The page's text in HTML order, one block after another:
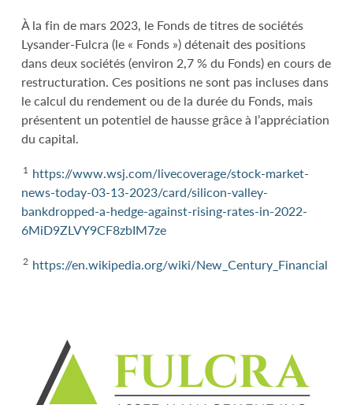
À la fin de mars 2023, le Fonds de titres de sociétés
Lysander-Fulcra (le « Fonds ») détenait des positions
dans deux sociétés (environ 2,7 % du Fonds) en cours de
restructuration. Ces positions ne sont pas incluses dans
le calcul du rendement ou de la durée du Fonds, mais
présentent un potentiel de hausse grâce à l’appréciation
du capital.
1 https://www.wsj.com/livecoverage/stock-market-
news-today-03-13-2023/card/silicon-valley-
bankdropped-a-hedge-against-rising-rates-in-2022-
6MiD9ZLVY9CF8zbIM7ze
2 https://en.wikipedia.org/wiki/New_Century_Financial